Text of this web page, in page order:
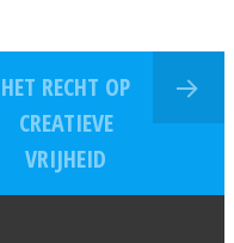
HET RECHT OP
CREATIEVE
VRIJHEID